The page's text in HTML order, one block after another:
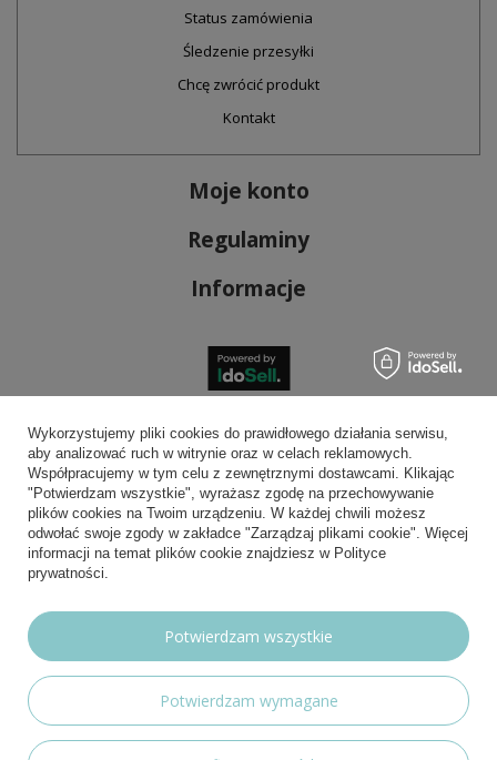
Status zamówienia
Śledzenie przesyłki
Chcę zwrócić produkt
Kontakt
Moje konto
Regulaminy
Informacje
Bezpieczne płatności
Wygodna dostawa
Możesz nam zaufać
Wykorzystujemy pliki cookies do prawidłowego działania serwisu,
aby analizować ruch w witrynie oraz w celach reklamowych.
Współpracujemy w tym celu z zewnętrznymi dostawcami. Klikając
"Potwierdzam wszystkie", wyrażasz zgodę na przechowywanie
plików cookies na Twoim urządzeniu. W każdej chwili możesz
odwołać swoje zgody w zakładce "Zarządzaj plikami cookie". Więcej
informacji na temat plików cookie znajdziesz w Polityce
prywatności.
Potwierdzam wymagane
Potwierdzam wszystkie